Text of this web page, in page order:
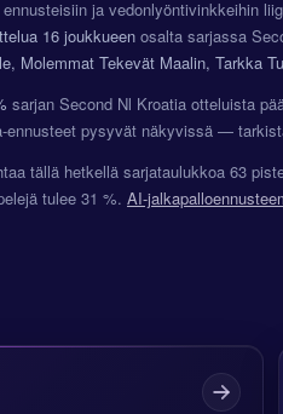
ja vedonlyöntivinkkeihin
16 joukkueen osalta sarjassa
Molemmat Tekevät Maalin, Tarkka
sarjan Second Nl Kroatia otteluista
ennusteet pysyvät näkyvissä —
tällä hetkellä sarjataulukkoa 63
tulee 31 %. AI-